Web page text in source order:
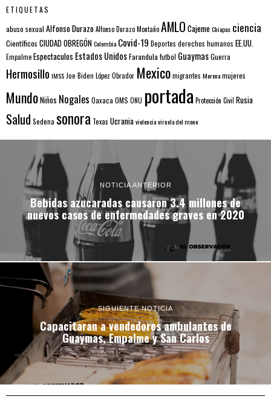
ETIQUETAS
abuso sexual Alfonso DurazoAlfonso Durazo MontañoAMLO CajemeChiapas ciencia
Científicos CIUDAD OBREGÓNColombia Covid-19 Deportes derechos humanos EE.UU.
EmpalmeEspectaculos Estados UnidosFarandulafutbol GuaymasGuerra
Hermosillo IMSS Joe Biden López Obrador Mexicomigrantes Morenamujeres
MundoNiños Nogales Oaxaca OMS ONU portada Protección Civil Rusia
Salud Sedena sonora Texas Ucraniaviolenciaviruela del mono
NOTICIA ANTERIOR
Bebidas azucaradas causaron 3.4 millones de
nuevos casos de enfermedades graves en 2020
SIGUIENTE NOTICIA
Capacitaran a vendedores ambulantes de
Guaymas, Empalme y San Carlos